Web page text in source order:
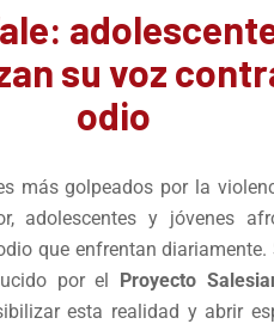
su voz
odio
más golpeados por la
adolescentes y jóvenes
que enfrentan
por el Proyecto
esta realidad y abrir